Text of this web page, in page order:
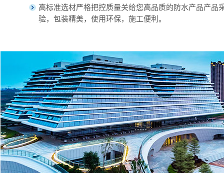
高标准选材严格把控质量关给您高品质的防水产品产品
验，包装精美，使用环保，施工便利。